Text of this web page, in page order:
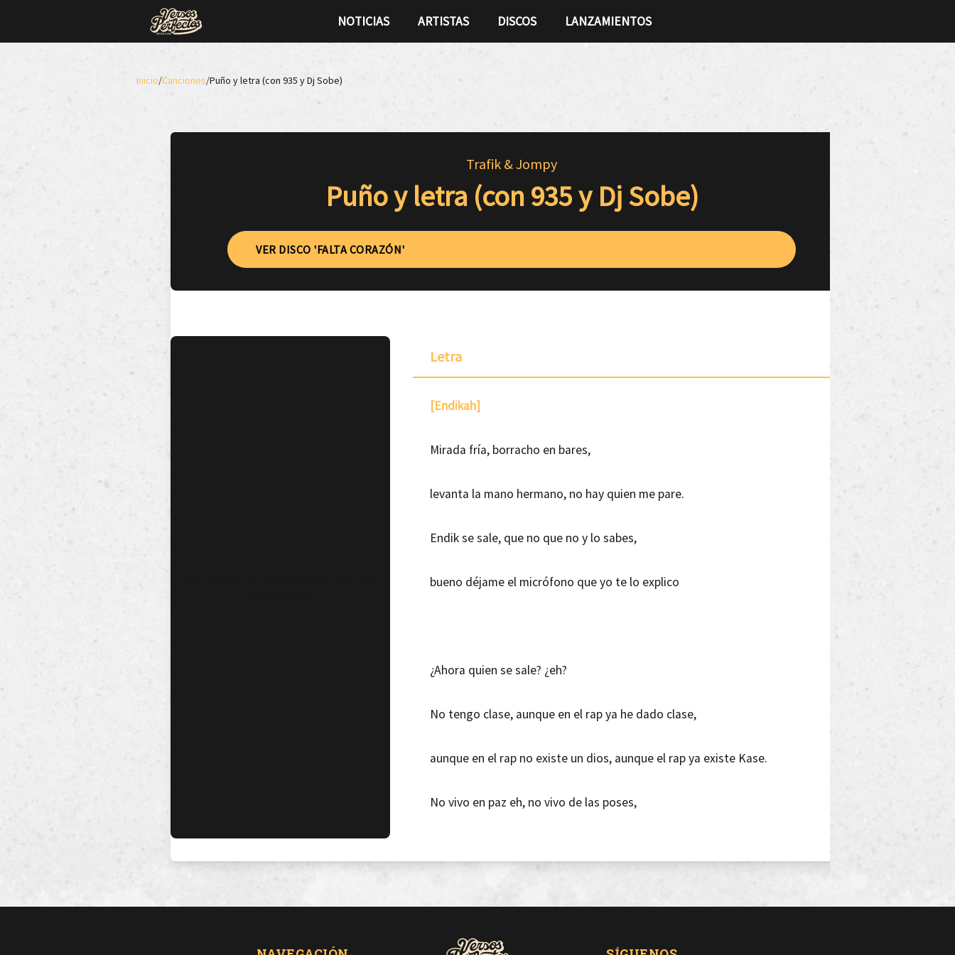
NOTICIAS ARTISTAS DISCOS LANZAMIENTOS
Inicio/Canciones/Puño y letra (con 935 y Dj Sobe)
Trafik & Jompy
Puño y letra (con 935 y Dj Sobe)
VER DISCO 'FALTA CORAZÓN'
Letra
[Endikah]
Mirada fría, borracho en bares,
levanta la mano hermano, no hay quien me pare.
Endik se sale, que no que no y lo sabes,
bueno déjame el micrófono que yo te lo explico
¿Ahora quien se sale? ¿eh?
No tengo clase, aunque en el rap ya he dado clase,
aunque en el rap no existe un dios, aunque el rap ya existe Kase.
No vivo en paz eh, no vivo de las poses,
Que si que si, que ya existe Joe Pesci,